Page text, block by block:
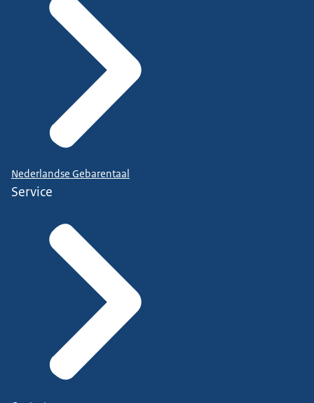
Nederlandse Gebarentaal
Service